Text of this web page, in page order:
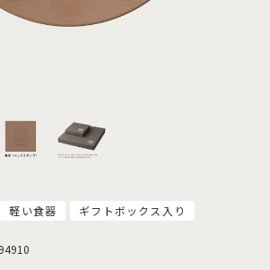
軽い食器 ギフトボックス入り